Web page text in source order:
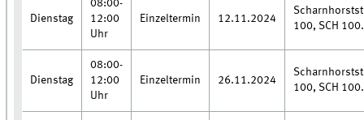
Dienstag
08:00-
12:00
Uhr
Einzeltermin 12.11.2024
100, SCH
Dienstag
08:00-
12:00
Uhr
Einzeltermin 26.11.2024
100, SCH